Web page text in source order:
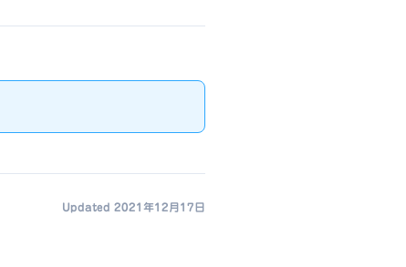
Updated 2021年12月17日